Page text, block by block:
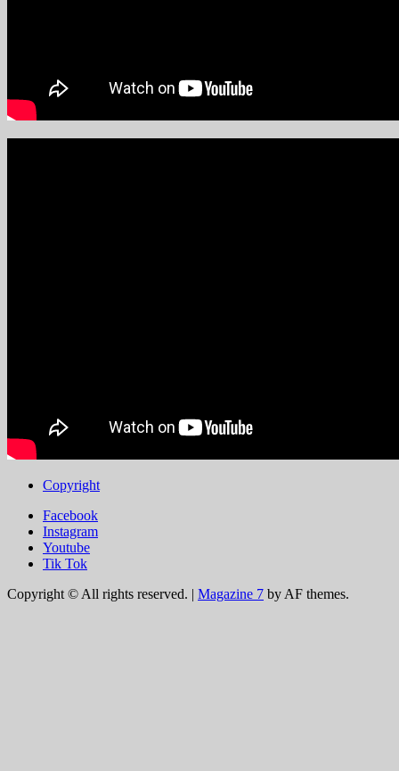
Copyright
Facebook
Instagram
Youtube
Tik Tok
Copyright © All rights reserved. | Magazine 7 by AF themes.